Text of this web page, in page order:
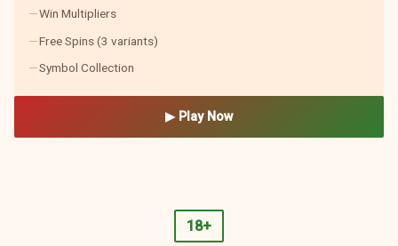
Win Multipliers
Free Spins (3 variants)
Symbol Collection
▶ Play Now
18+